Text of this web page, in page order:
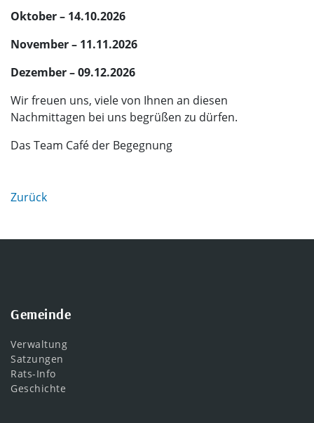
Oktober – 14.10.2026
November – 11.11.2026
Dezember – 09.12.2026
Wir freuen uns, viele von Ihnen an diesen
Nachmittagen bei uns begrüßen zu dürfen.
Das Team Café der Begegnung
Zurück
Gemeinde
Verwaltung
Satzungen
Rats-Info
Geschichte